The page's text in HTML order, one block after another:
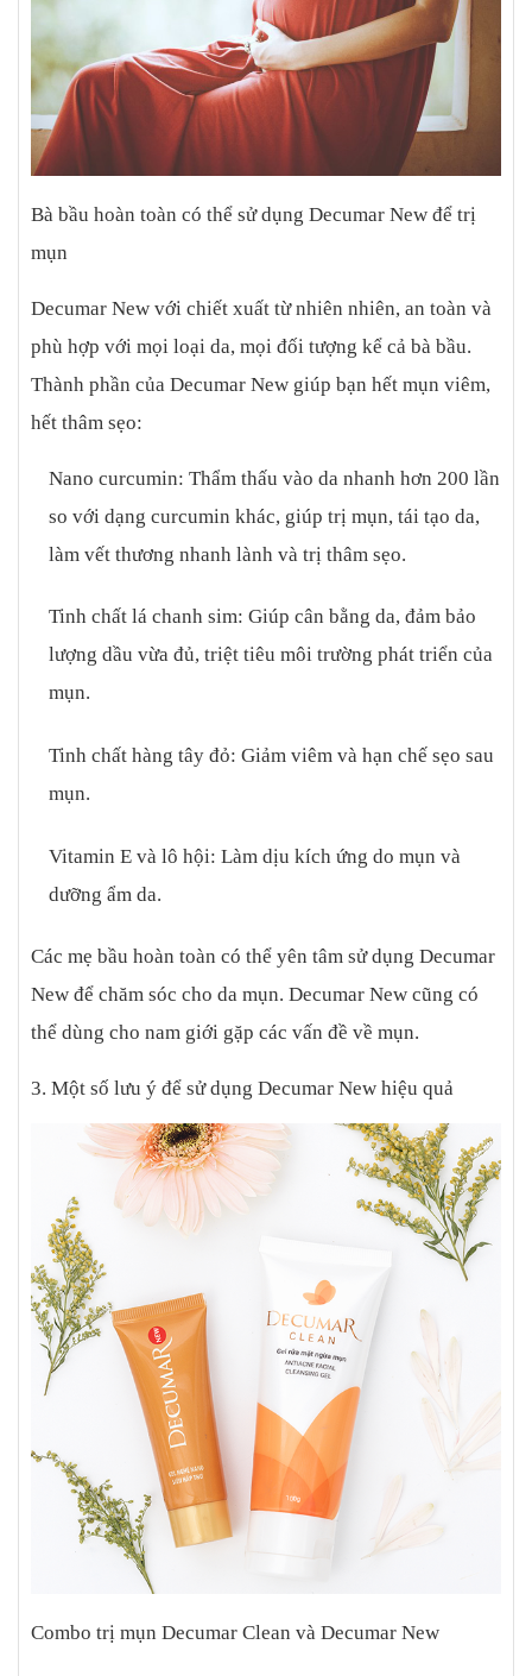
Bà bầu hoàn toàn có thể sử dụng Decumar New để trị
mụn
Decumar New với chiết xuất từ nhiên nhiên, an toàn và
phù hợp với mọi loại da, mọi đối tượng kể cả bà bầu.
Thành phần của Decumar New giúp bạn hết mụn viêm,
hết thâm sẹo:
Nano curcumin: Thẩm thấu vào da nhanh hơn 200 lần
so với dạng curcumin khác, giúp trị mụn, tái tạo da,
làm vết thương nhanh lành và trị thâm sẹo.
Tinh chất lá chanh sim: Giúp cân bằng da, đảm bảo
lượng dầu vừa đủ, triệt tiêu môi trường phát triển của
mụn.
Tinh chất hàng tây đỏ: Giảm viêm và hạn chế sẹo sau
mụn.
Vitamin E và lô hội: Làm dịu kích ứng do mụn và
dưỡng ẩm da.
Các mẹ bầu hoàn toàn có thể yên tâm sử dụng Decumar
New để chăm sóc cho da mụn. Decumar New cũng có
thể dùng cho nam giới gặp các vấn đề về mụn.
3. Một số lưu ý để sử dụng Decumar New hiệu quả
Combo trị mụn Decumar Clean và Decumar New